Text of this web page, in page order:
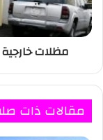
مظلات خارجية
مقالات ذات